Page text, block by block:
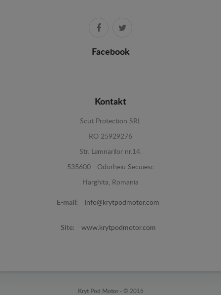
Facebook
Kontakt
Scut Protection SRL
RO 25929276
Str. Lemnarilor nr.14.
535600 - Odorheiu Secuiesc
Harghita, Romania
E-mail: info@krytpodmotor.com
Site: www.krytpodmotor.com
Kryt Pod Motor - © 2016